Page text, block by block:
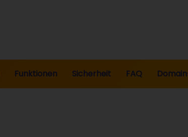
Funktionen Sicherheit FAQ